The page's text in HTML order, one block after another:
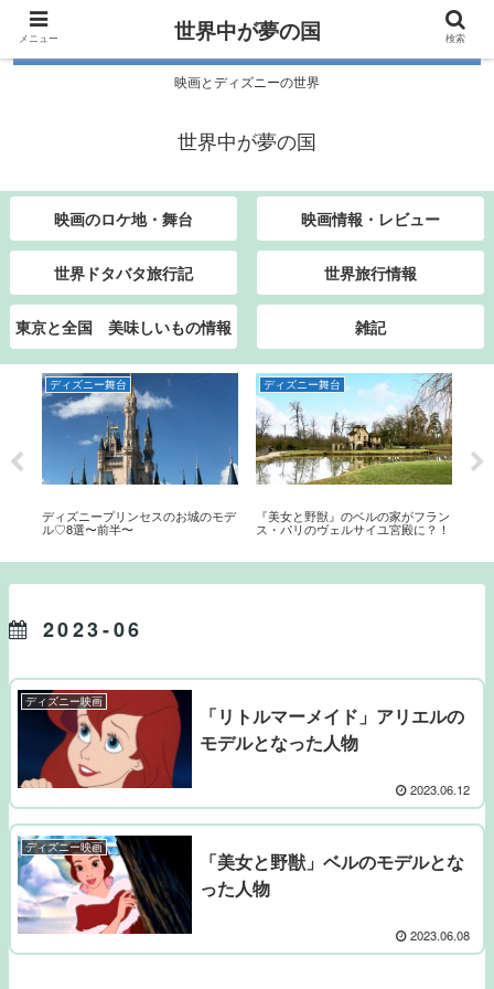
映画とディズニーの世界
世界中が夢の国
映画のロケ地・舞台 映画情報・レビュー
世界ドタバタ旅行記 世界旅行情報
東京と全国 美味しいもの情報 雑記
ディズニー舞台
ディズニープリンセスのお城のモデ
ル♡8選〜前半〜
ディズニー舞台
『美女と野獣』のベルの家がフラン
ス・パリのヴェルサイユ宮殿に？！
2023-06
ディズニー映画
「リトルマーメイド」アリエルの
モデルとなった人物
2023.06.12
ディズニー映画
「美女と野獣」ベルのモデルとな
った人物
2023.06.08
メニュー 世界中が夢の国 検索